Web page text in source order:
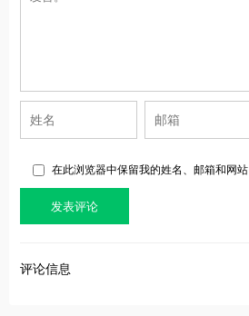
在此浏览器中保留我的姓名、邮箱和网站
评论信息